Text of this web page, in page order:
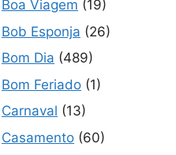
Boa Viagem (19)
Bob Esponja (26)
Bom Dia (489)
Bom Feriado (1)
Carnaval (13)
Casamento (60)